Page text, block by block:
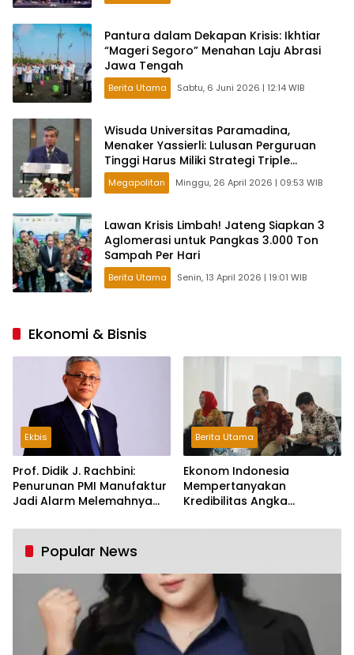
Pantura dalam Dekapan Krisis: Ikhtiar
“Mageri Segoro” Menahan Laju Abrasi
Jawa Tengah
Berita Utama Sabtu, 6 Juni 2026 | 12:14 WIB
Wisuda Universitas Paramadina,
Menaker Yassierli: Lulusan Perguruan
Tinggi Harus Miliki Strategi Triple
Readiness
Megapolitan Minggu, 26 April 2026 | 09:53 WIB
Lawan Krisis Limbah! Jateng Siapkan 3
Aglomerasi untuk Pangkas 3.000 Ton
Sampah Per Hari
Berita Utama Senin, 13 April 2026 | 19:01 WIB
Ekonomi & Bisnis
Ekbis
Prof. Didik J. Rachbini:
Penurunan PMI Manufaktur
Jadi Alarm Melemahnya
Berita Utama
Ekonom Indonesia
Mempertanyakan
Kredibilitas Angka
Tumbuh Tapi Rapuh
Popular News